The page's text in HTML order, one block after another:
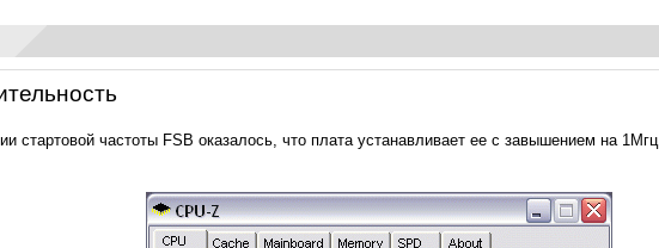
стартовой частоты FSB оказалось, что плата устанавливает ее с завышением на 1Мгц.